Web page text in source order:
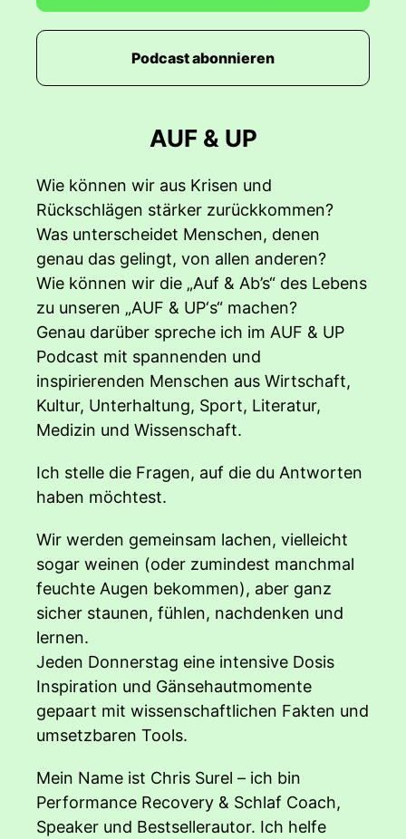
AUF & UP
Wie können wir aus Krisen und
Rückschlägen stärker zurückkommen?
Was unterscheidet Menschen, denen
genau das gelingt, von allen anderen?
Wie können wir die „Auf & Ab’s“ des Lebens
zu unseren „AUF & UP‘s“ machen?
Genau darüber spreche ich im AUF & UP
Podcast mit spannenden und
inspirierenden Menschen aus Wirtschaft,
Kultur, Unterhaltung, Sport, Literatur,
Medizin und Wissenschaft.
Ich stelle die Fragen, auf die du Antworten
haben möchtest.
Wir werden gemeinsam lachen, vielleicht
sogar weinen (oder zumindest manchmal
feuchte Augen bekommen), aber ganz
sicher staunen, fühlen, nachdenken und
lernen.
Jeden Donnerstag eine intensive Dosis
Inspiration und Gänsehautmomente
gepaart mit wissenschaftlichen Fakten und
umsetzbaren Tools.
Mein Name ist Chris Surel – ich bin
Performance Recovery & Schlaf Coach,
Speaker und Bestsellerautor. Ich helfe
Podcast abonnieren